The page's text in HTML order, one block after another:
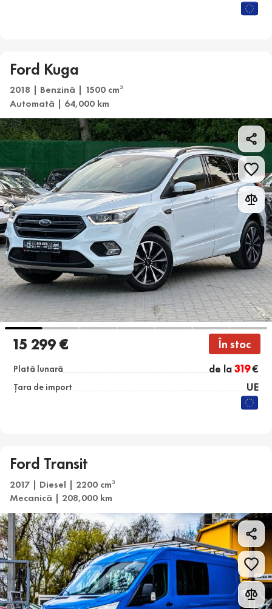
Ford Kuga
2018 | Benzină | 1500 cm3
Automată | 64,000 km
15 299 € În stoc
Plată lunară de la319€
Țara de import UE
Ford Transit
2017 | Diesel | 2200 cm3
Mecanică | 208,000 km